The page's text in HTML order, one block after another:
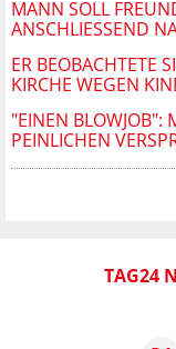
MANN SOLL
ANSCHLIESSEND
ER BEOBACHTETE
KIRCHE WEGEN
"EINEN BLOWJOB":
PEINLICHEN
TAG24